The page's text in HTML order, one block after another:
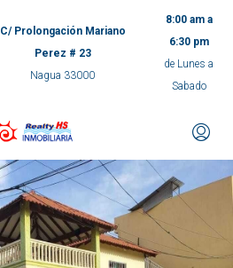
C/ Prolongación Mariano
Perez # 23
Nagua 33000
8:00 am a
6:30 pm
de Lunes a
Sabado